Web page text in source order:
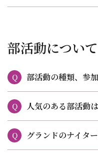
部活動について
Q 部活動の種類、参
Q 人気のある部活動
Q グランドのナイタ